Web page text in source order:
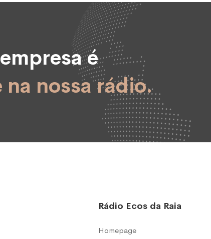
é
nossa rádio.
Rádio Ecos da Raia
Homepage